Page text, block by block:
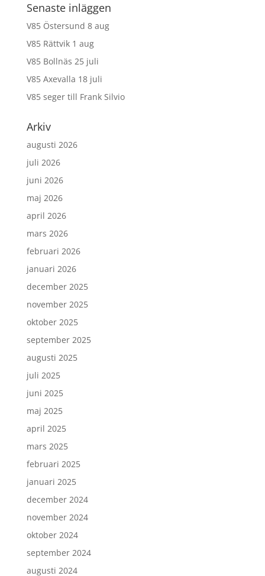
Senaste inläggen
V85 Östersund 8 aug
V85 Rättvik 1 aug
V85 Bollnäs 25 juli
V85 Axevalla 18 juli
V85 seger till Frank Silvio
Arkiv
augusti 2026
juli 2026
juni 2026
maj 2026
april 2026
mars 2026
februari 2026
januari 2026
december 2025
november 2025
oktober 2025
september 2025
augusti 2025
juli 2025
juni 2025
maj 2025
april 2025
mars 2025
februari 2025
januari 2025
december 2024
november 2024
oktober 2024
september 2024
augusti 2024